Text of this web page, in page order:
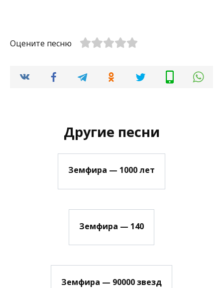
Оцените песню
Другие песни
Земфира — 1000 лет
Земфира — 140
Земфира — 90000 звезд